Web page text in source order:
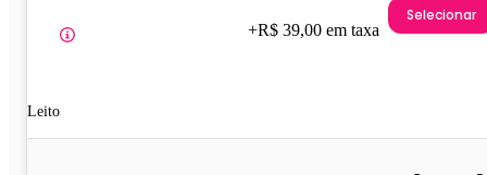
Leito
+R$ 39,00 em taxa
Selecionar